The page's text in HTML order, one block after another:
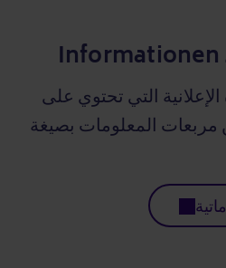
التي تحتوي على
المعلومات بصيغة